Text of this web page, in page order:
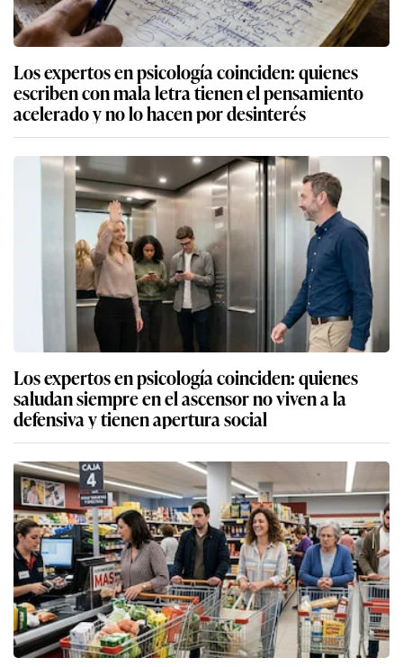
Los expertos en psicología coinciden: quienes
escriben con mala letra tienen el pensamiento
acelerado y no lo hacen por desinterés
Los expertos en psicología coinciden: quienes
saludan siempre en el ascensor no viven a la
defensiva y tienen apertura social